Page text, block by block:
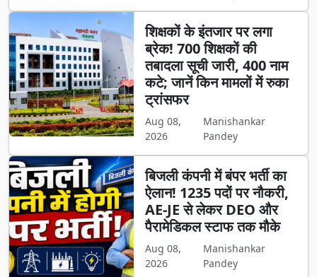
शिक्षकों के इंतजार पर लगा
ब्रेक! 700 शिक्षकों की
तबादला सूची जारी, 400 नाम
कटे; जानें किन मामलों में रुका
ट्रांसफर
Aug 08,
2026
Manishankar
Pandey
बिजली कंपनी में बंपर भर्ती का
ऐलान! 1235 पदों पर नौकरी,
AE-JE से लेकर DEO और
पैरामेडिकल स्टाफ तक मौके
Aug 08,
2026
Manishankar
Pandey